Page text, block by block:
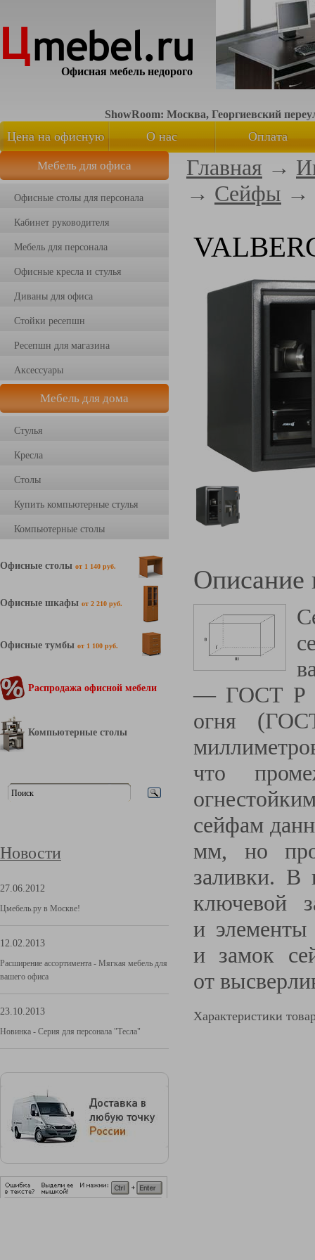
Офисная мебель недорого
ShowRoom: Москва, Георгиевский
Цена на офисную
мебель
О нас Оплата
Мебель для офиса
Офисные столы для персонала
Кабинет руководителя
Мебель для персонала
Офисные кресла и стулья
Диваны для офиса
Стойки ресепшн
Ресепшн для магазина
Аксессуары
Мебель для дома
Стулья
Кресла
Столы
Купить компьютерные стулья
Компьютерные столы
Офисные столы от 1 140 руб.
Офисные шкафы от 2 210 руб.
Офисные тумбы от 1 100 руб.
Распродажа офисной мебели
Компьютерные столы
Новости
27.06.2012
Цмебель.ру в Москве!
12.02.2013
Расширение ассортимента - Мягкая мебель для
вашего офиса
23.10.2013
Новинка - Серия для персонала "Тесла"
Главная →
→ Сейфы →
Описание
— ГОСТ Р
огня
(
что
сейфам
мм, но
заливки. В
ключевой
и элементы
и замок
от
Характеристики